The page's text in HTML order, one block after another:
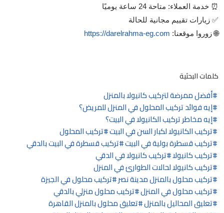
⏰ خدمة العملاء: متاحة 24 ساعة يوميًا
✅ زيارات تقييم مجانية للحالة
🌐 زوروا موقعنا: https://darelrahma-eg.com
كلمات البحثية
أفضل ممرضة لتركيب كانيولا بالمنزل
إيه فوائد تركيب المحلول في المنزل للمريض؟
إيه مخاطر تركيب الكانيولا في البيت؟
تركيب الكانيولا لكبار السن في البيت تركيب المحلول
تركيب قسطرة بولية في البيت تركيب قسطرة في البيت بالدقي
تركيب كانيولا تركيب كانيولا في الدقي
تركيب كانيولا لحالات الطوارئ في المنزل
تركيب محلول بالمنزل مدينة نصر تركيب محلول في الجيزة
تركيب محلول في المنزل تركيب محلول منزلي بالدقي
تعليق المحاليل بالمنزل تعليق محلول بالمنزل القاهرة